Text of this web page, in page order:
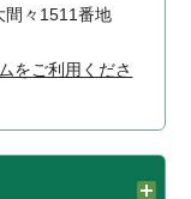
々1511番地
をご利用くださ